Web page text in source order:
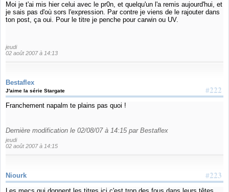
Moi je t'ai mis hier celui avec le pr0n, et quelqu'un l'a remis aujourd'hui, et
je sais pas d'où sors l'expression. Par contre je viens de le rajouter dans
ton post, ça oui. Pour le titre je penche pour carwin ou UV.
jeudi
02 août 2007 à 14:13
Bestaflex
#222
J'aime la série Stargate
Franchement napalm te plains pas quoi !
Dernière modification le 02/08/07 à 14:15 par Bestaflex
jeudi
02 août 2007 à 14:15
#223
Niourk